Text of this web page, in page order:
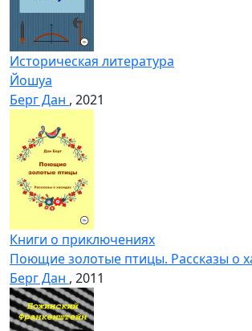
Историческая литература
Йошуа
Берг Дан , 2021
Книги о приключениях
Поющие золотые птицы. Рассказы о
Берг Дан , 2011